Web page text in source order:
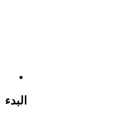
البدء